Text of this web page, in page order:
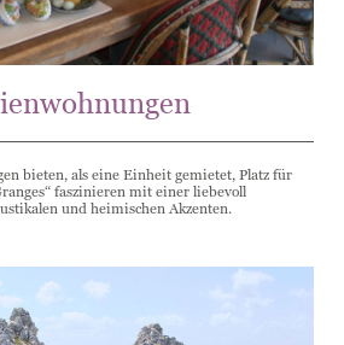
bieten, als eine Einheit gemietet, Platz für
faszinieren mit einer liebevoll
und heimischen Akzenten.